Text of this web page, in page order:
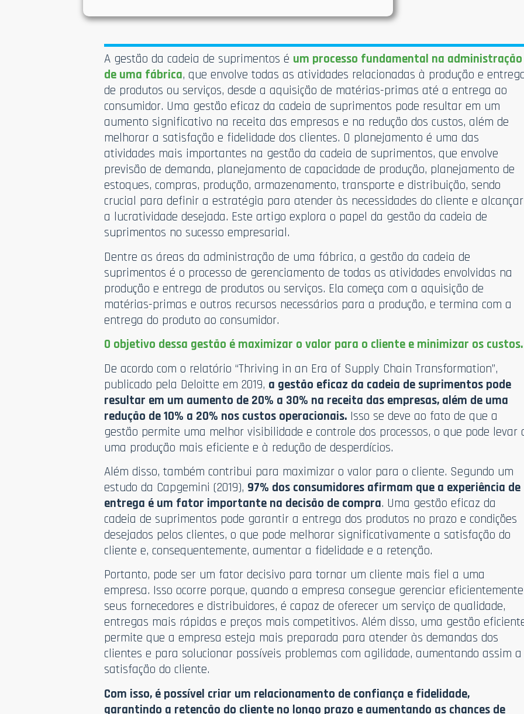
A gestão da cadeia de suprimentos é um processo fundamental na administração
de uma fábrica, que envolve todas as atividades relacionadas à produção e
de produtos ou serviços, desde a aquisição de matérias-primas até a entrega ao
consumidor. Uma gestão eficaz da cadeia de suprimentos pode resultar em um
aumento significativo na receita das empresas e na redução dos custos, além de
melhorar a satisfação e fidelidade dos clientes. O planejamento é uma das
atividades mais importantes na gestão da cadeia de suprimentos, que envolve
previsão de demanda, planejamento de capacidade de produção, planejamento de
estoques, compras, produção, armazenamento, transporte e distribuição, sendo
crucial para definir a estratégia para atender às necessidades do cliente e alcançar
a lucratividade desejada. Este artigo explora o papel da gestão da cadeia de
suprimentos no sucesso empresarial.
Dentre as áreas da administração de uma fábrica, a gestão da cadeia de
suprimentos é o processo de gerenciamento de todas as atividades envolvidas na
produção e entrega de produtos ou serviços. Ela começa com a aquisição de
matérias-primas e outros recursos necessários para a produção, e termina com a
entrega do produto ao consumidor.
O objetivo dessa gestão é maximizar o valor para o cliente e minimizar os custos.
De acordo com o relatório “Thriving in an Era of Supply Chain Transformation”,
publicado pela Deloitte em 2019, a gestão eficaz da cadeia de suprimentos pode
resultar em um aumento de 20% a 30% na receita das empresas, além de uma
redução de 10% a 20% nos custos operacionais. Isso se deve ao fato de que a
gestão permite uma melhor visibilidade e controle dos processos, o que pode levar
uma produção mais eficiente e à redução de desperdícios.
Além disso, também contribui para maximizar o valor para o cliente. Segundo um
estudo da Capgemini (2019), 97% dos consumidores afirmam que a experiência de
entrega é um fator importante na decisão de compra. Uma gestão eficaz da
cadeia de suprimentos pode garantir a entrega dos produtos no prazo e condições
desejados pelos clientes, o que pode melhorar significativamente a satisfação do
cliente e, consequentemente, aumentar a fidelidade e a retenção.
Portanto, pode ser um fator decisivo para tornar um cliente mais fiel a uma
empresa. Isso ocorre porque, quando a empresa consegue gerenciar eficientemente
seus fornecedores e distribuidores, é capaz de oferecer um serviço de qualidade,
entregas mais rápidas e preços mais competitivos. Além disso, uma gestão
permite que a empresa esteja mais preparada para atender às demandas dos
clientes e para solucionar possíveis problemas com agilidade, aumentando assim a
satisfação do cliente.
Com isso, é possível criar um relacionamento de confiança e fidelidade,
garantindo a retenção do cliente no longo prazo e aumentando as chances de